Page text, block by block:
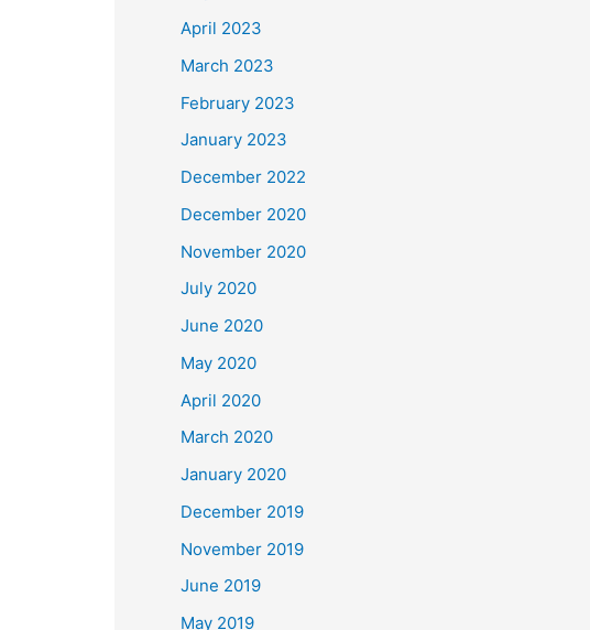
April 2023
March 2023
February 2023
January 2023
December 2022
December 2020
November 2020
July 2020
June 2020
May 2020
April 2020
March 2020
January 2020
December 2019
November 2019
June 2019
May 2019